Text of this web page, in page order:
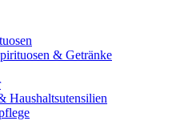
& Getränke
Haushaltsutensilien